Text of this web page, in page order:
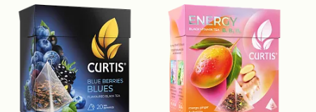
Даю согласие на обработку
Отправить сообщение